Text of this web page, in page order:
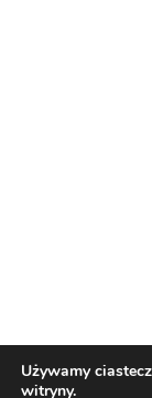
Używamy
witryny.